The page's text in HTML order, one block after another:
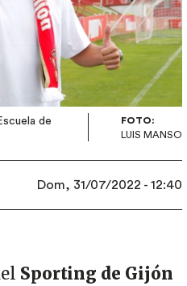
de
FOTO:
LUIS MANSO
Dom, 31/07/2022 - 12:40
Sporting de Gijón